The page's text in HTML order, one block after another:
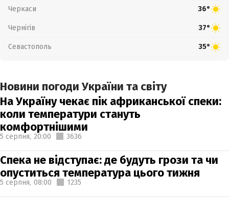
Черкаси 36°
Чернігів 37°
Севастополь 35°
Новини погоди України та світу
На Україну чекає пік африканської спеки:
коли температури стануть
комфортнішими
5 серпня, 20:00 3636
Спека не відступає: де будуть грози та чи
опуститься температура цього тижня
5 серпня, 08:00 1235